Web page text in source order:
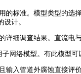
标准。模型类型的选
计。
调查结果。直流电与
络模型。有此模型可
入管道外腐蚀直接评